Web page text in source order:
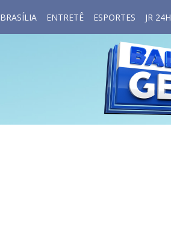
BRASÍLIA ENTRETÊ ESPORTES JR 24H